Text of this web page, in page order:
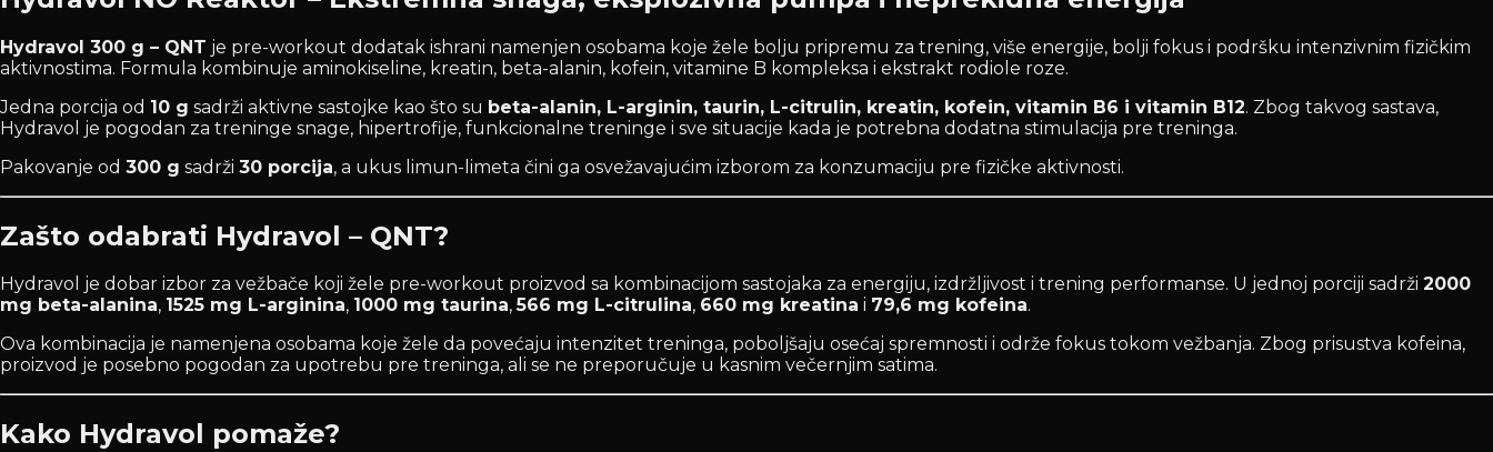
Hydravol 300 g – QNT je pre-workout dodatak ishrani namenjen osobama koje žele bolju pripremu za trening, više energije, bolji fokus i podršku intenzivnim fizičkim
aktivnostima. Formula kombinuje aminokiseline, kreatin, beta-alanin, kofein, vitamine B kompleksa i ekstrakt rodiole roze.
Jedna porcija od 10 g sadrži aktivne sastojke kao što su beta-alanin, L-arginin, taurin, L-citrulin, kreatin, kofein, vitamin B6 i vitamin B12. Zbog takvog sastava,
Hydravol je pogodan za treninge snage, hipertrofije, funkcionalne treninge i sve situacije kada je potrebna dodatna stimulacija pre treninga.
Pakovanje od 300 g sadrži 30 porcija, a ukus limun-limeta čini ga osvežavajućim izborom za konzumaciju pre fizičke aktivnosti.
Zašto odabrati Hydravol – QNT?
Hydravol je dobar izbor za vežbače koji žele pre-workout proizvod sa kombinacijom sastojaka za energiju, izdržljivost i trening performanse. U jednoj porciji sadrži 2000
mg beta-alanina, 1525 mg L-arginina, 1000 mg taurina,566 mg L-citrulina, 660 mg kreatina i 79,6 mg kofeina.
Ova kombinacija je namenjena osobama koje žele da povećaju intenzitet treninga, poboljšaju osećaj spremnosti i održe fokus tokom vežbanja. Zbog prisustva kofeina,
proizvod je posebno pogodan za upotrebu pre treninga, ali se ne preporučuje u kasnim večernjim satima.
Kako Hydravol pomaže?